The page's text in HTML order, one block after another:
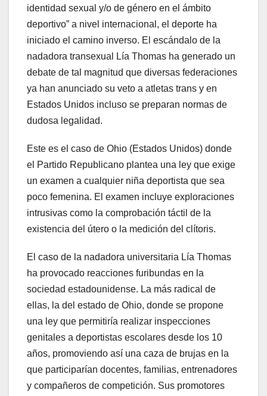
identidad sexual y/o de género en el ámbito
deportivo” a nivel internacional, el deporte ha
iniciado el camino inverso. El escándalo de la
nadadora transexual Lía Thomas ha generado un
debate de tal magnitud que diversas federaciones
ya han anunciado su veto a atletas trans y en
Estados Unidos incluso se preparan normas de
dudosa legalidad.
Este es el caso de Ohio (Estados Unidos) donde
el Partido Republicano plantea una ley que exige
un examen a cualquier niña deportista que sea
poco femenina. El examen incluye exploraciones
intrusivas como la comprobación táctil de la
existencia del útero o la medición del clítoris.
El caso de la nadadora universitaria Lía Thomas
ha provocado reacciones furibundas en la
sociedad estadounidense. La más radical de
ellas, la del estado de Ohio, donde se propone
una ley que permitiría realizar inspecciones
genitales a deportistas escolares desde los 10
años, promoviendo así una caza de brujas en la
que participarían docentes, familias, entrenadores
y compañeros de competición. Sus promotores